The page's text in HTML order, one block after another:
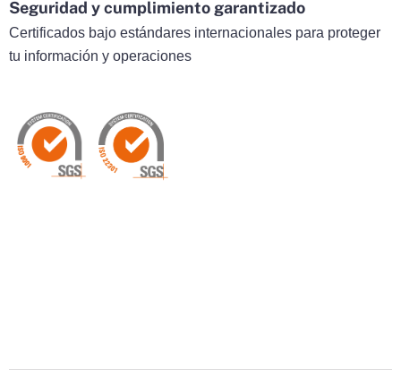
Seguridad y cumplimiento garantizado
Certificados bajo estándares internacionales para proteger
tu información y operaciones